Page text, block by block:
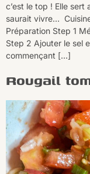
c’est le top ! Elle sert
saurait vivre…
Préparation Step 1
Step 2 Ajouter le sel
commençant […]
Rougail